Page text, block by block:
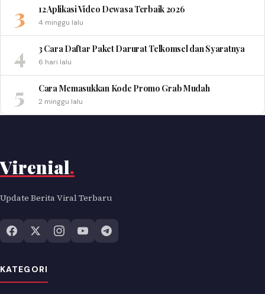
3 12 Aplikasi Video Dewasa Terbaik 2026
4 minggu lalu
4 3 Cara Daftar Paket Darurat Telkomsel dan Syaratnya
6 hari lalu
5 Cara Memasukkan Kode Promo Grab Mudah
2 minggu lalu
Virenial.
Update Berita Viral Terbaru
KATEGORI